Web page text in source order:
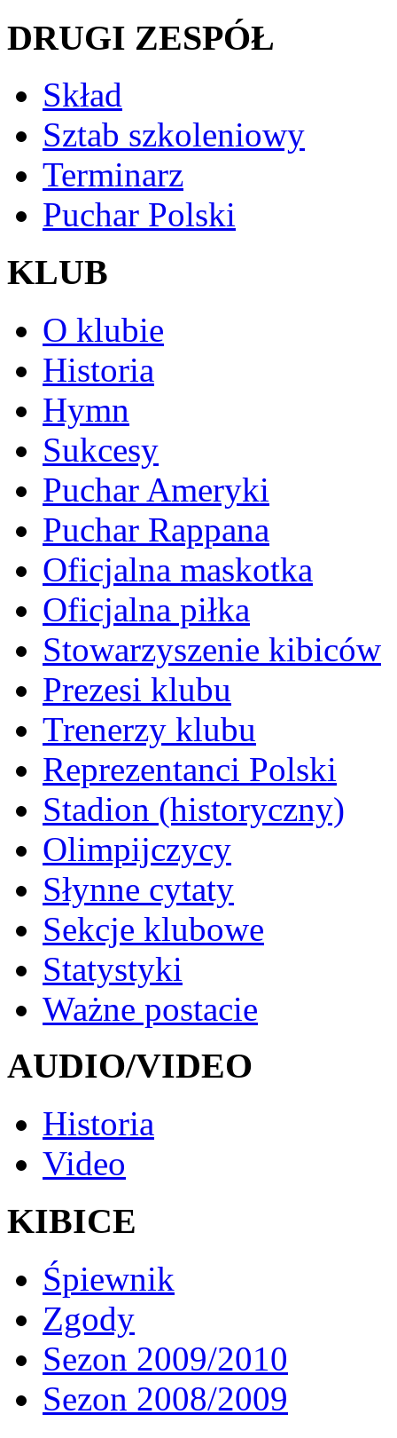
DRUGI ZESPÓŁ
Skład
Sztab szkoleniowy
Terminarz
Puchar Polski
KLUB
O klubie
Historia
Hymn
Sukcesy
Puchar Ameryki
Puchar Rappana
Oficjalna maskotka
Oficjalna piłka
Stowarzyszenie kibiców
Prezesi klubu
Trenerzy klubu
Reprezentanci Polski
Stadion (historyczny)
Olimpijczycy
Słynne cytaty
Sekcje klubowe
Statystyki
Ważne postacie
AUDIO/VIDEO
Historia
Video
KIBICE
Śpiewnik
Zgody
Sezon 2009/2010
Sezon 2008/2009